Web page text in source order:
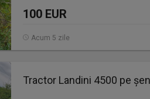
100 EUR
Acum 5 zile
Tractor Landini 4500 pe